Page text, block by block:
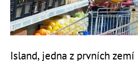
Island, jedna z prvních